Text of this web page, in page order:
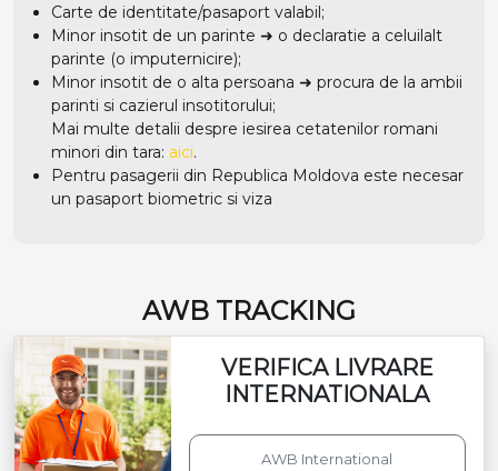
Carte de identitate/pasaport valabil;
Minor insotit de un parinte ➜ o declaratie a celuilalt
parinte (o imputernicire);
Minor insotit de o alta persoana ➜ procura de la ambii
parinti si cazierul insotitorului;
Mai multe detalii despre iesirea cetatenilor romani
minori din tara: aici.
Pentru pasagerii din Republica Moldova este necesar
un pasaport biometric si viza
AWB TRACKING
VERIFICA LIVRARE
INTERNATIONALA